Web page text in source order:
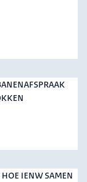
IENW SAMEN